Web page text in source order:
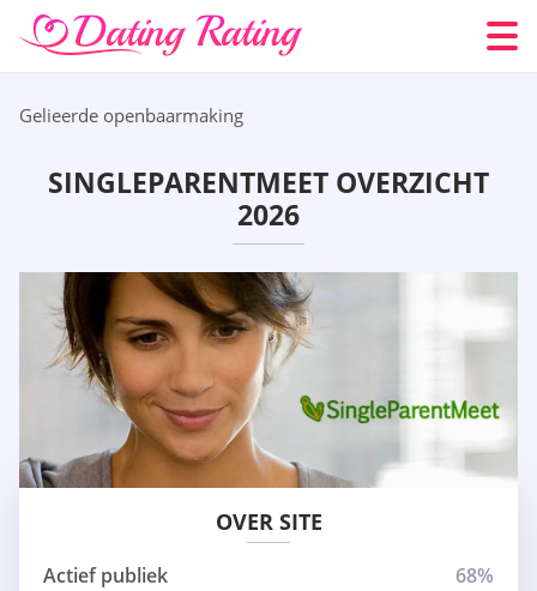
Gelieerde openbaarmaking
SINGLEPARENTMEET OVERZICHT
2026
OVER SITE
Actief publiek
68%